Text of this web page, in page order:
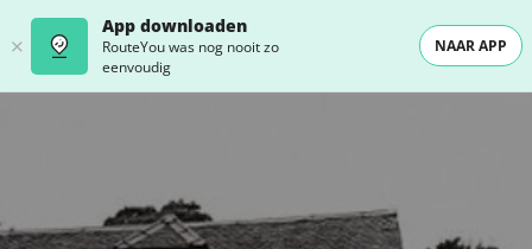
App downloaden
RouteYou was nog nooit zo
eenvoudig
NAAR APP